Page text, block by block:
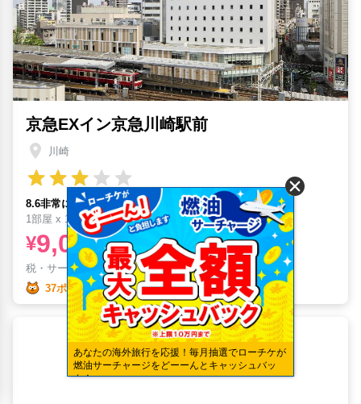
京急EXイン京急川崎駅前
川崎
8.6非常に満足 (20件口コミ)
1部屋 x 1泊
¥9,055
税・サービス料¥1,572含む
37ポイント
あなたの海外旅行を応援！毎月抽選でローチケが
燃油サーチャージをどーーんとキャッシュバッ
ク！